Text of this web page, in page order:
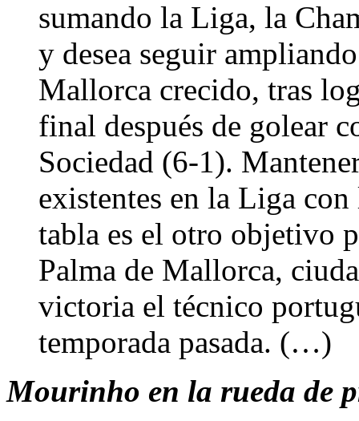
sumando la Liga, la
y desea seguir
Mallorca crecido, tras
final después de golear
Sociedad (6-1).
existentes en la Liga
tabla es el otro objetivo
Palma de Mallorca,
victoria el técnico
temporada pasada. (…)
Mourinho en la rueda de